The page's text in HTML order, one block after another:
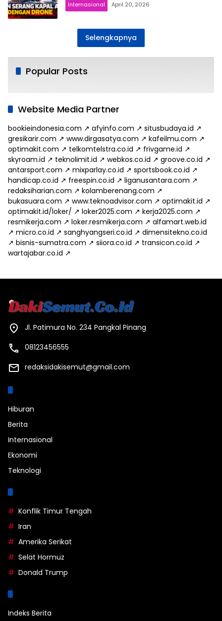
Internasional April 20, 2026
Selengkapnya
Popular Posts
Website Media Partner
bookieindonesia.com ↗ afyinfo.com ↗ situsbudaya.id ↗
gresikarir.com ↗ www.dirgasatya.com ↗ kafeilmu.com ↗
optimakit.com ↗ telkomtelstra.co.id ↗ frivgame.id ↗
skyroam.id ↗ teknolimit.id ↗ webkos.co.id ↗ groove.co.id ↗
antarsport.com ↗ mixparlay.co.id ↗ sportsbook.co.id ↗
handicap.co.id ↗ freespin.co.id ↗ liganusantara.com ↗
redaksiharian.com ↗ kolamberenang.com ↗
bukasuara.com ↗ www.teknoadvisor.com ↗ optimakit.id ↗
optimakit.id/loker/ ↗ loker2025.com ↗ kerja2025.com ↗
resmikerja.com ↗ loker.resmikerja.com ↗ alfamart.web.id
↗ micro.co.id ↗ sanghyangseri.co.id ↗ dimensitekno.co.id
↗ bisnis-sumatra.com ↗ siiora.co.id ↗ transicon.co.id ↗
wartajabar.co.id ↗
Jl. Patimura No. 234 Pangkal Pinang
08123456555
redaksidakisemut@gmail.com
Hiburan
Berita
Internasional
Ekonomi
Teknologi
Konflik Timur Tengah
Iran
Amerika Serikat
Selat Hormuz
Donald Trump
Indeks Berita